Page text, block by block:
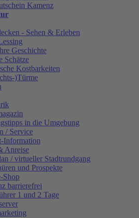
Kamenz
- Sehen & Erleben
Geschichte
Schätze
Kostbarkeiten
)Türme
in die Umgebung
/ Service
Information
Anreise
/ virtueller Stadtrundgang
und Prospekte
Shop
barrierefrei
1 und 2 Tage